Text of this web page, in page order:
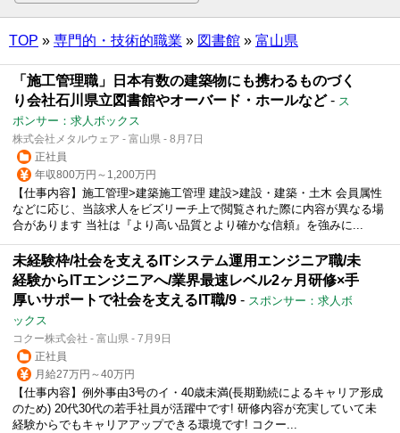
TOP » 専門的・技術的職業 » 図書館 » 富山県
「施工管理職」日本有数の建築物にも携わるものづく
り会社石川県立図書館やオーバード・ホールなど- ス
ポンサー：求人ボックス
株式会社メタルウェア - 富山県 - 8月7日
正社員
年収800万円～1,200万円
【仕事内容】施工管理>建築施工管理 建設>建設・建築・土木 会員属性
などに応じ、当該求人をビズリーチ上で閲覧された際に内容が異なる場
合があります 当社は『より高い品質とより確かな信頼』を強みに...
未経験枠/社会を支えるITシステム運用エンジニア職/未
経験からITエンジニアへ/業界最速レベル2ヶ月研修×手
厚いサポートで社会を支えるIT職/9 - スポンサー：求人ボ
ックス
コクー株式会社 - 富山県 - 7月9日
正社員
月給27万円～40万円
【仕事内容】例外事由3号のイ・40歳未満(長期勤続によるキャリア形成
のため) 20代30代の若手社員が活躍中です! 研修内容が充実していて未
経験からでもキャリアアップできる環境です! コクー...